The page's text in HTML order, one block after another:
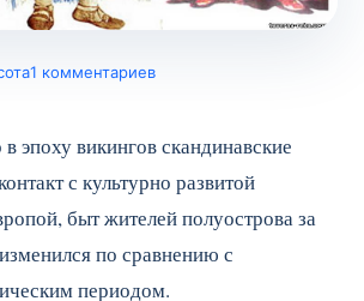
1 комментариев
эпоху викингов скандинавские
с культурно развитой
быт жителей полуострова за
по сравнению с
периодом.